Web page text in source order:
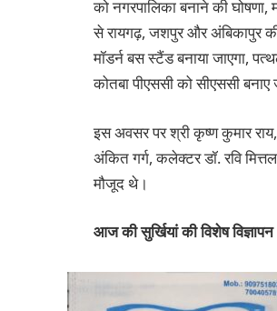
को नगरपालिका बनाने की
से रायगढ़, जशपुर और अंबिकापुर
मॉडर्न बस स्टैंड बनाया जाएगा,
कोतबा पीएससी को सीएससी बनाए
इस अवसर पर श्री कृष्ण कुमार
अंकित गर्ग, कलेक्टर डॉ. रवि
मौजूद थे।
आज की सुर्खियां की विशेष विज्ञापन